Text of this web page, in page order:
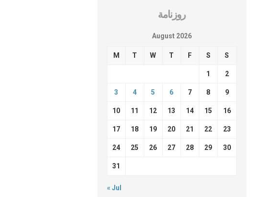
روزنامة
August 2026
M T W T F S S
1 2
3 4 5 6 7 8 9
10 11 12 13 14 15 16
17 18 19 20 21 22 23
24 25 26 27 28 29 30
31
« Jul